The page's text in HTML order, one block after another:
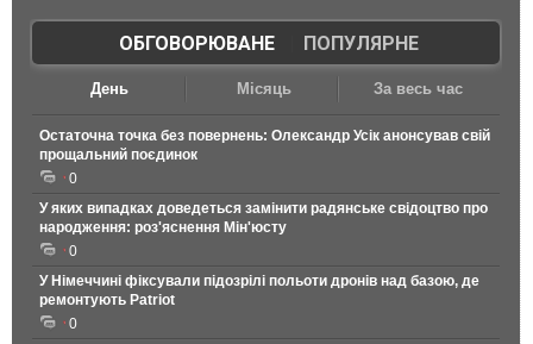
ОБГОВОРЮВАНЕ| ПОПУЛЯРНЕ
День Місяць За весь час
Остаточна точка без повернень: Олександр Усік анонсував свій
прощальний поєдинок
0
У яких випадках доведеться замінити радянське свідоцтво про
народження: роз'яснення Мін'юсту
0
У Німеччині фіксували підозрілі польоти дронів над базою, де
ремонтують Patriot
0